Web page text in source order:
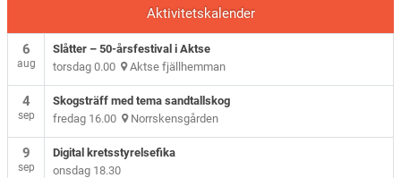
Aktivitetskalender
6
aug
Slåtter – 50-årsfestival i Aktse
torsdag 0.00 Aktse fjällhemman
4
sep
Skogsträff med tema sandtallskog
fredag 16.00 Norrskensgården
9
sep
Digital kretsstyrelsefika
onsdag 18.30